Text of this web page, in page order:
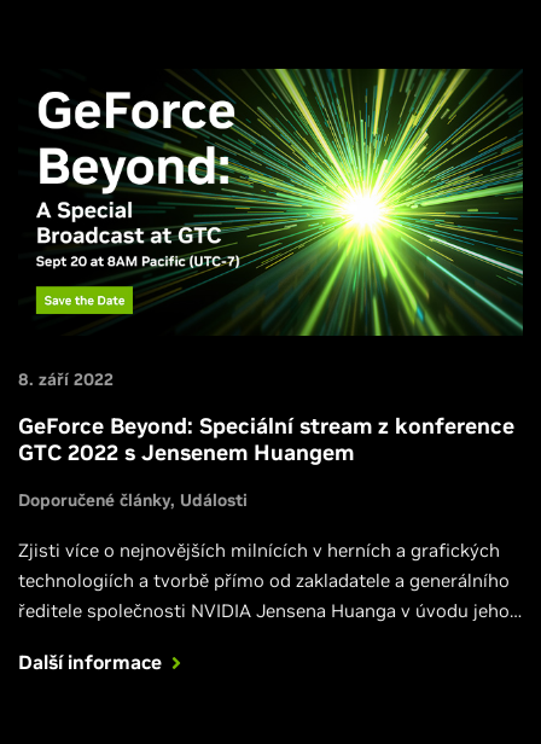
8. září 2022
GeForce Beyond: Speciální stream z konference
GTC 2022 s Jensenem Huangem
Doporučené články Události
Zjisti více o nejnovějších milnících v herních a grafických
technologiích a tvorbě přímo od zakladatele a generálního
ředitele společnosti NVIDIA Jensena Huanga v úvodu jeho
Další informace